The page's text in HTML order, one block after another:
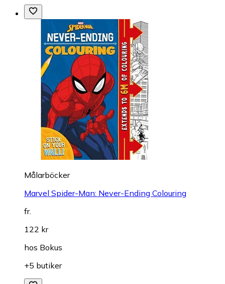
Målarböcker
Marvel Spider-Man: Never-Ending Colouring
fr.
122 kr
hos Bokus
+5 butiker